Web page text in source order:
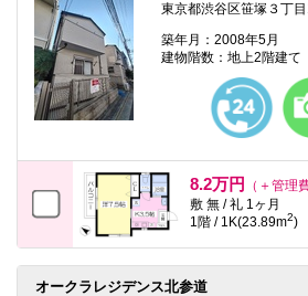
東京都渋谷区笹塚３丁
築年月：2008年5月
建物階数：地上2階建て
8.2万円
（＋管理
敷 無 / 礼 1ヶ月
1階 / 1K(23.89m2)
オークラレジデンス北参道